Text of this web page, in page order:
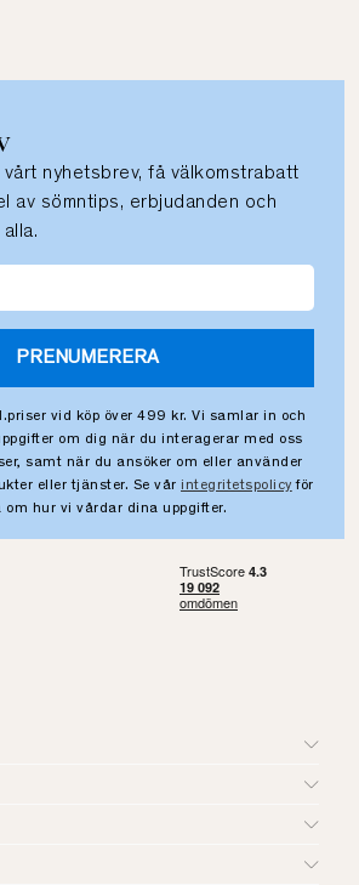
vårt nyhetsbrev, få välkomstrabatt
av sömntips, erbjudanden och
PRENUMERERA
vid köp över 499 kr. Vi samlar in och
om dig när du interagerar med oss
samt när du ansöker om eller använder
eller tjänster. Se vår integritetspolicy för
om hur vi vårdar dina uppgifter.